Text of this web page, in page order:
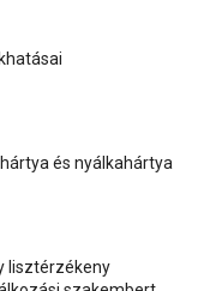
és nyálkahártya
lisztérzékeny